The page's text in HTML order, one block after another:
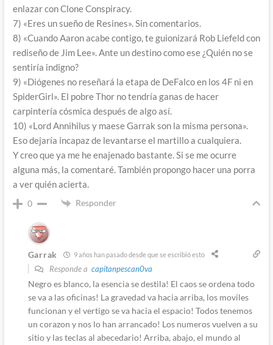
enlazar con Clone Conspiracy.
7) «Eres un sueño de Resines». Sin comentarios.
8) «Cuando Aaron acabe contigo, te guionizará Rob Liefeld con
rediseño de Jim Lee». Ante un destino como ese ¿Quién no se
sentiría indigno?
9) «Diógenes no reseñará la etapa de DeFalco en los 4F ni en
SpiderGirl». El pobre Thor no tendría ganas de hacer
carpintería cósmica después de algo así.
10) «Lord Annihilus y maese Garrak son la misma persona».
Eso dejaría incapaz de levantarse el martillo a cualquiera.
Y creo que ya me he enajenado bastante. Si se me ocurre
alguna más, la comentaré. También propongo hacer una porra
a ver quién acierta.
0 Responder
Garrak 9 años han pasado desde que se escribió esto
Responde a capitanpescan0va
Negro es blanco, la esencia se destila! El caos se ordena todo
se va a las oficinas! La gravedad va hacia arriba, los moviles
funcionan y el vertigo se va hacia el espacio! Todos tenemos
un corazon y nos lo han arrancado! Los numeros vuelven a su
sitio y las teclas al abecedario! Arriba, abajo, el mundo al